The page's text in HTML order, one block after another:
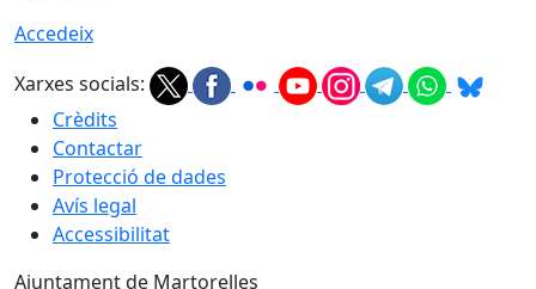
Accedeix
Xarxes socials:
Crèdits
Contactar
Protecció de dades
Avís legal
Accessibilitat
Ajuntament de Martorelles